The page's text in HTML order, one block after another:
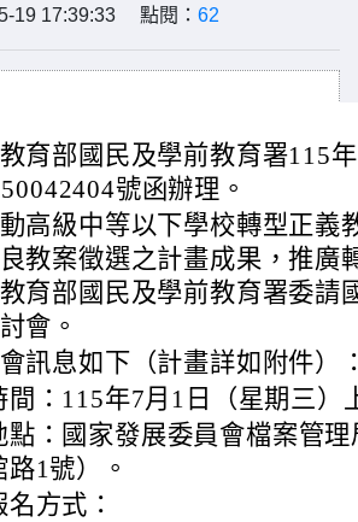
19 17:39:33 點閱： 62
育部國民及學前教育署115
號函辦理。
高級中等以下學校轉型正義
教案徵選之計畫成果，推廣
育部國民及學前教育署委請
會。
訊息如下（計畫詳如附件）
間：115年7月1日（星期三）
點：國家發展委員會檔案管
路1號）。
名方式：